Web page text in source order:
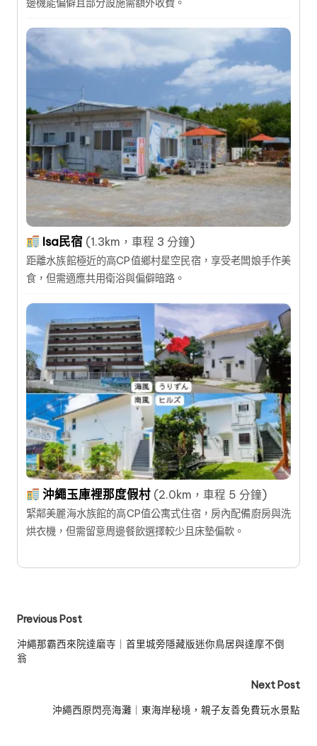
邊機能偏僻且部分設施需額外收費。
Isa民宿 (1.3km，車程 3 分鐘)
距離水族館極近的高CP值鄉村星空民宿，享受老闆娘手作美
食，但需適應共用衛浴與偏僻暗路。
沖繩玉庫裡那度假村 (2.0km，車程 5 分鐘)
緊鄰美麗海水族館的高CP值公寓式住宿，房內配備廚房與洗
烘衣機，但需留意周邊餐飲選擇較少且床墊偏軟。
Post
navigation
Previous Post
沖繩那霸西來院達磨寺｜首里城旁隱藏版迷你鳥居與達摩不倒
翁
Next Post
沖繩西原閃亮海灘｜東海岸秘境，親子友善免費玩水景點